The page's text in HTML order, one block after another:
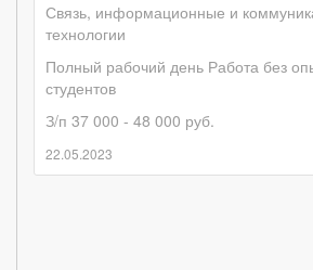
Связь, информационные и
технологии
Полный рабочий день Работа без
студентов
З/п 37 000 - 48 000 руб.
22.05.2023